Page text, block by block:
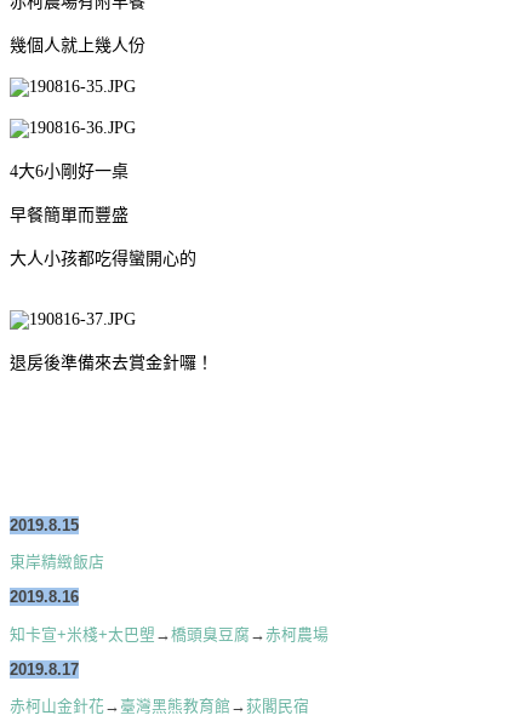
幾個人就上幾人份
4大6小剛好一桌
早餐簡單而豐盛
大人小孩都吃得蠻開心的
退房後準備來去賞金針囉！
2019.8.15
東岸精緻飯店
2019.8.16
知卡宣+米棧+太巴塱 →橋頭臭豆腐 → 赤柯農場
2019.8.17
赤柯山金針花→ 臺灣黑熊教育館 →荻閣民宿